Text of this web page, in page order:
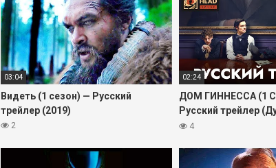
03:04
Видеть (1 сезон) — Русский
трейлер (2019)
2
02:24
ДОМ ГИННЕССА (1
Русский трейлер
Red Head Sound) |
4